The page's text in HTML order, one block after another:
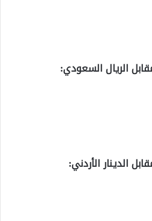
الريال السعودي:
الدينار الأردني: